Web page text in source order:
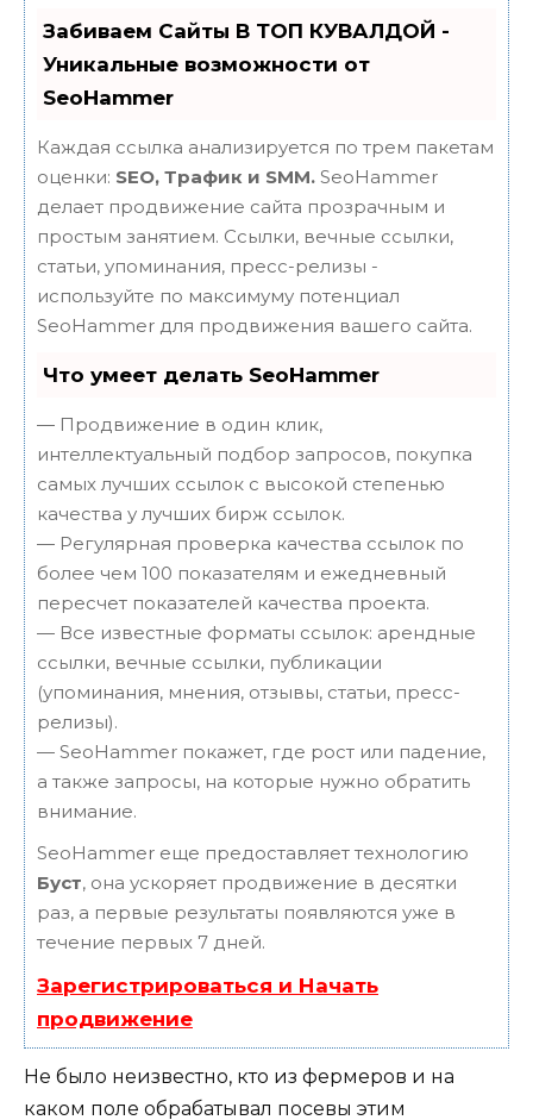
Забиваем Сайты В ТОП КУВАЛДОЙ -
Уникальные возможности от
SeoHammer
Каждая ссылка анализируется по трем пакетам
оценки: SEO, Трафик и SMM. SeoHammer
делает продвижение сайта прозрачным и
простым занятием. Ссылки, вечные ссылки,
статьи, упоминания, пресс-релизы -
используйте по максимуму потенциал
SeoHammer для продвижения вашего сайта.
Что умеет делать SeoHammer
— Продвижение в один клик,
интеллектуальный подбор запросов, покупка
самых лучших ссылок с высокой степенью
качества у лучших бирж ссылок.
— Регулярная проверка качества ссылок по
более чем 100 показателям и ежедневный
пересчет показателей качества проекта.
— Все известные форматы ссылок: арендные
ссылки, вечные ссылки, публикации
(упоминания, мнения, отзывы, статьи, пресс-
релизы).
— SeoHammer покажет, где рост или падение,
а также запросы, на которые нужно обратить
внимание.
SeoHammer еще предоставляет технологию
Буст, она ускоряет продвижение в десятки
раз, а первые результаты появляются уже в
течение первых 7 дней.
Зарегистрироваться и Начать
продвижение
Не было неизвестно, кто из фермеров и на
каком поле обрабатывал посевы этим